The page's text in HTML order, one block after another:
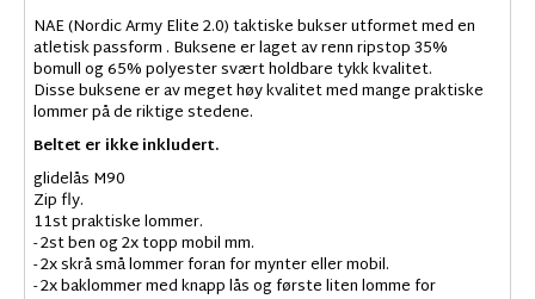
NAE (Nordic Army Elite 2.0) taktiske bukser utformet med en
atletisk passform . Buksene er laget av renn ripstop 35%
bomull og 65% polyester svært holdbare tykk kvalitet.
Disse buksene er av meget høy kvalitet med mange praktiske
lommer på de riktige stedene.
Beltet er ikke inkludert.
glidelås M90
Zip fly.
11st praktiske lommer.
- 2st ben og 2x topp mobil mm.
- 2x skrå små lommer foran for mynter eller mobil.
- 2x baklommer med knapp lås og første liten lomme for